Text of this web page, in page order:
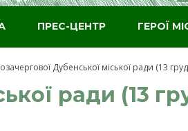
ПРЕС-ЦЕНТР ГЕРОЇ
Дубенської міської ради (13
ради (13